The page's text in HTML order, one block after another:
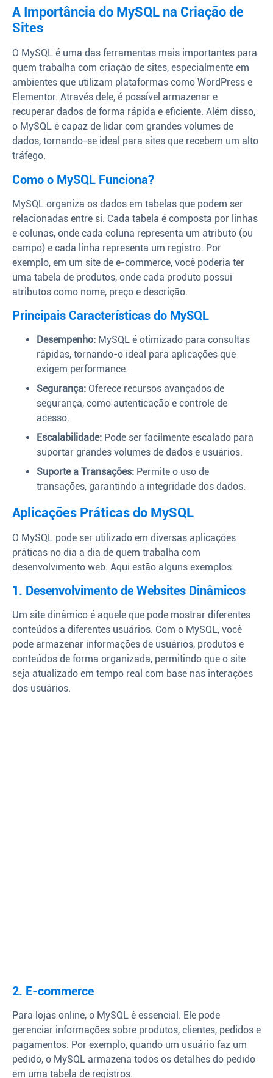
A Importância do MySQL na Criação de
Sites
O MySQL é uma das ferramentas mais importantes para
quem trabalha com criação de sites, especialmente em
ambientes que utilizam plataformas como WordPress e
Elementor. Através dele, é possível armazenar e
recuperar dados de forma rápida e eficiente. Além disso,
o MySQL é capaz de lidar com grandes volumes de
dados, tornando-se ideal para sites que recebem um alto
tráfego.
Como o MySQL Funciona?
MySQL organiza os dados em tabelas que podem ser
relacionadas entre si. Cada tabela é composta por linhas
e colunas, onde cada coluna representa um atributo (ou
campo) e cada linha representa um registro. Por
exemplo, em um site de e-commerce, você poderia ter
uma tabela de produtos, onde cada produto possui
atributos como nome, preço e descrição.
Principais Características do MySQL
Desempenho: MySQL é otimizado para consultas
rápidas, tornando-o ideal para aplicações que
exigem performance.
Segurança: Oferece recursos avançados de
segurança, como autenticação e controle de
acesso.
Escalabilidade: Pode ser facilmente escalado para
suportar grandes volumes de dados e usuários.
Suporte a Transações: Permite o uso de
transações, garantindo a integridade dos dados.
Aplicações Práticas do MySQL
O MySQL pode ser utilizado em diversas aplicações
práticas no dia a dia de quem trabalha com
desenvolvimento web. Aqui estão alguns exemplos:
1. Desenvolvimento de Websites Dinâmicos
Um site dinâmico é aquele que pode mostrar diferentes
conteúdos a diferentes usuários. Com o MySQL, você
pode armazenar informações de usuários, produtos e
conteúdos de forma organizada, permitindo que o site
seja atualizado em tempo real com base nas interações
dos usuários.
2. E-commerce
Para lojas online, o MySQL é essencial. Ele pode
gerenciar informações sobre produtos, clientes, pedidos e
pagamentos. Por exemplo, quando um usuário faz um
pedido, o MySQL armazena todos os detalhes do pedido
em uma tabela de registros.